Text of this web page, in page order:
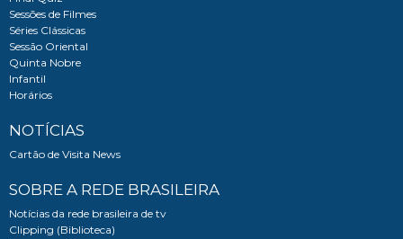
Sessões de Filmes
Séries Clássicas
Sessão Oriental
Quinta Nobre
Infantil
Horários
NOTÍCIAS
Cartão de Visita News
SOBRE A REDE BRASILEIRA
Notícias da rede brasileira de tv
Clipping (Biblioteca)